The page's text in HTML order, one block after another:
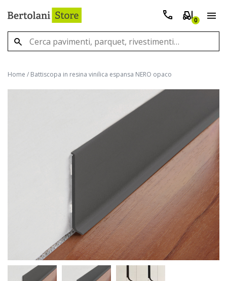
0
Home / Battiscopa in resina vinilica espansa NERO opaco